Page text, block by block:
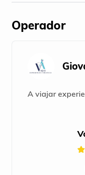
Operador
A viajar